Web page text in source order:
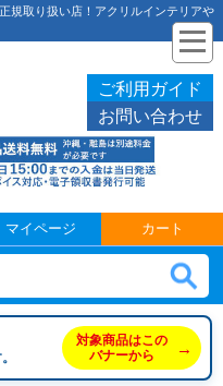
規取り扱い店！アクリルインテリアや
ご利用ガイド
お問い合わせ
マイページ カート
対象商品はこの
バナーから
→